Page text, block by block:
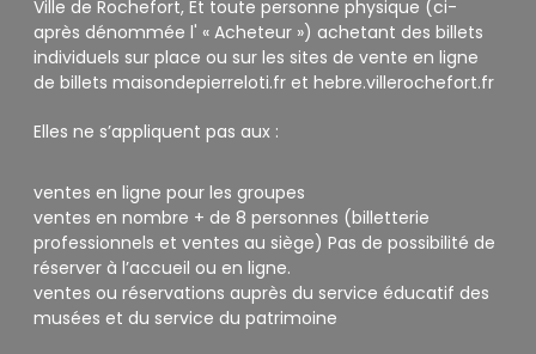
Ville de Rochefort, Et toute personne physique (ci-
après dénommée l' « Acheteur ») achetant des billets
individuels sur place ou sur les sites de vente en ligne
de billets maisondepierreloti.fr et hebre.villerochefort.fr
Elles ne s’appliquent pas aux :
ventes en ligne pour les groupes
ventes en nombre + de 8 personnes (billetterie
professionnels et ventes au siège) Pas de possibilité de
réserver à l’accueil ou en ligne.
ventes ou réservations auprès du service éducatif des
musées et du service du patrimoine